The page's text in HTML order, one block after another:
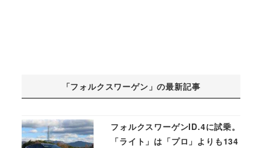
「フォルクスワーゲン」の最新記事
フォルクスワーゲンID.4に試乗。
「ライト」は「プロ」よりも134